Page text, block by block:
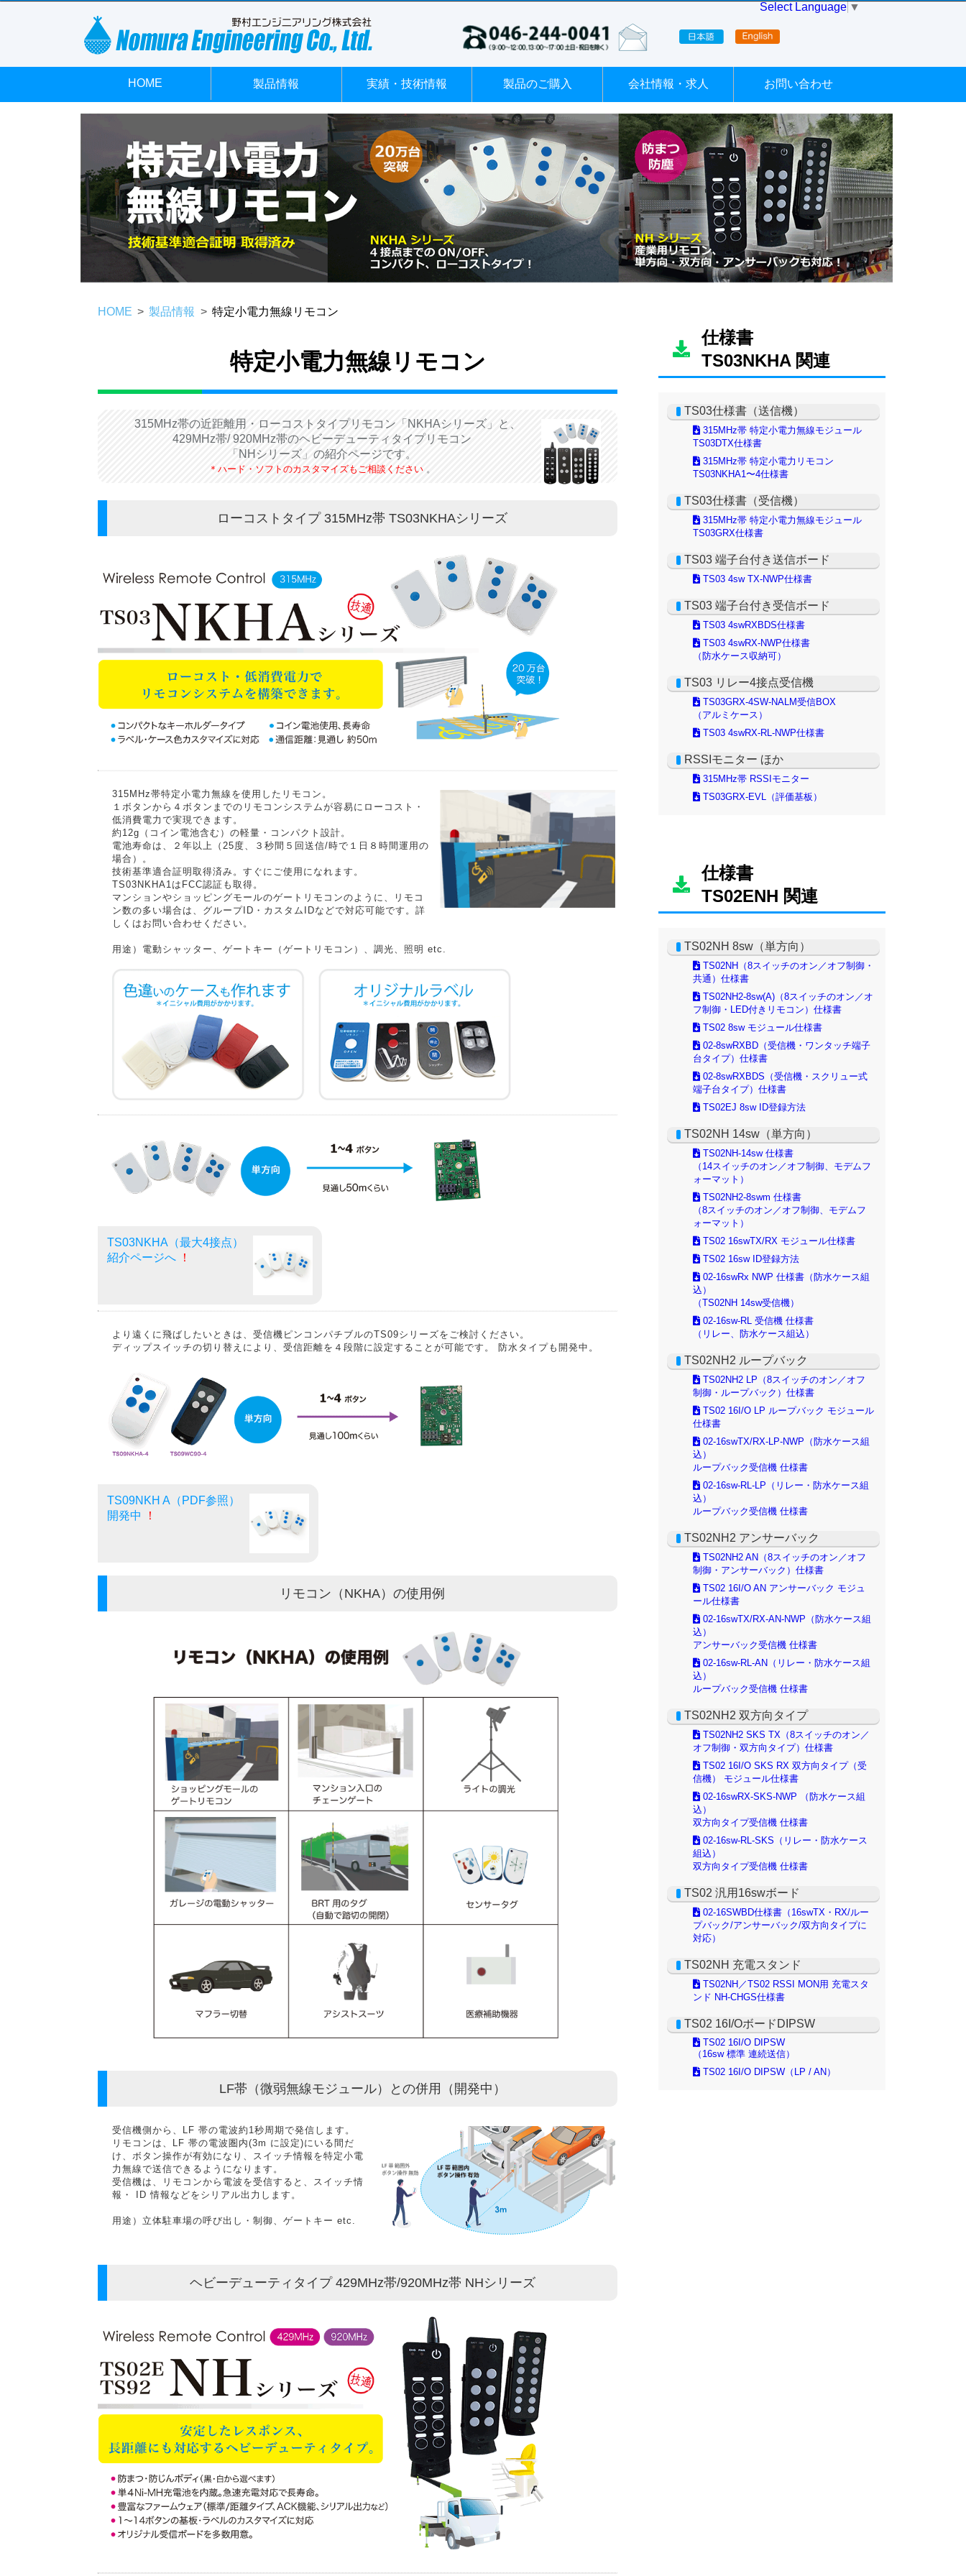
Select Language ▼
HOME 製品情報 実績・技術情報 製品のご購入 会社情報・求人 お問い合わせ
HOME 製品情報 特定小電力無線リモコン
特定小電力無線リモコン
315MHz帯の近距離用・ローコストタイプリモコン「NKHAシリーズ」と、
429MHz帯/ 920MHz帯のヘビーデューティタイプリモコン
「NHシリーズ」の紹介ページです。
＊ハード・ソフトのカスタマイズもご相談ください 。
ローコストタイプ 315MHz帯 TS03NKHAシリーズ
315MHz帯特定小電力無線を使用したリモコン。
１ボタンから４ボタンまでのリモコンシステムが容易にローコスト・
低消費電力で実現できます。
約12g（コイン電池含む）の軽量・コンパクト設計。
電池寿命は、２年以上（25度、３秒間５回送信/時で１日８時間運用の
場合）。
技術基準適合証明取得済み。すぐにご使用になれます。
TS03NKHA1はFCC認証も取得。
マンションやショッピングモールのゲートリモコンのように、リモコ
ン数の多い場合は、グループID・カスタムIDなどで対応可能です。詳
しくはお問い合わせください。
用途）電動シャッター、ゲートキー（ゲートリモコン）、調光、照明 etc.
TS03NKHA（最大4接点）
紹介ページへ
！
より遠くに飛ばしたいときは、受信機ピンコンパチブルのTS09シリーズをご検討ください。
ディップスイッチの切り替えにより、受信距離を４段階に設定することが可能です。 防水タイプも開発中。
TS09NKH A（PDF参照）
開発中
！
リモコン（NKHA）の使用例
LF帯（微弱無線モジュール）との併用（開発中）
受信機側から、LF 帯の電波約1秒周期で発信します。
リモコンは、LF 帯の電波圏内(3m に設定)にいる間だ
け、ボタン操作が有効になり、スイッチ情報を特定小電
力無線で送信できるようになります。
受信機は、リモコンから電波を受信すると、スイッチ情
報・ ID 情報などをシリアル出力します。
用途）立体駐車場の呼び出し・制御、ゲートキー etc.
ヘビーデューティタイプ 429MHz帯/920MHz帯 NHシリーズ
仕様書
TS03NKHA 関連
仕様書
TS02ENH 関連